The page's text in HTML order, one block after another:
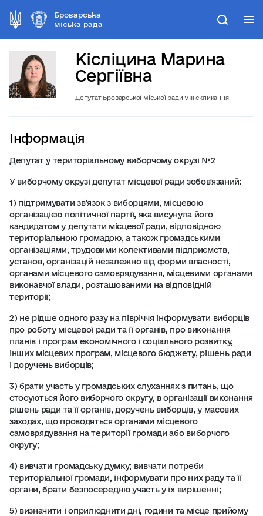
Броварська
міська рада
Пошук
Кісліцина Марина
Сергіївна
Депутат Броварської міської ради VІІІ скликання
Інформація
Депутат у територіальному виборчому окрузі №2
У виборчому окрузі депутат місцевої ради зобов'язаний:
1) підтримувати зв’язок з виборцями, місцевою
організацією політичної партії, яка висунула його
кандидатом у депутати місцевої ради, відповідною
територіальною громадою, а також громадськими
організаціями, трудовими колективами підприємств,
установ, організацій незалежно від форми власності,
органами місцевого самоврядування, місцевими органами
виконавчої влади, розташованими на відповідній
території;
2) не рідше одного разу на півріччя інформувати виборців
про роботу місцевої ради та її органів, про виконання
планів і програм економічного і соціального розвитку,
інших місцевих програм, місцевого бюджету, рішень ради
і доручень виборців;
3) брати участь у громадських слуханнях з питань, що
стосуються його виборчого округу, в організації виконання
рішень ради та її органів, доручень виборців, у масових
заходах, що проводяться органами місцевого
самоврядування на території громади або виборчого
округу;
4) вивчати громадську думку; вивчати потреби
територіальної громади, інформувати про них раду та її
органи, брати безпосередню участь у їх вирішенні;
5) визначити і оприлюднити дні, години та місце прийому